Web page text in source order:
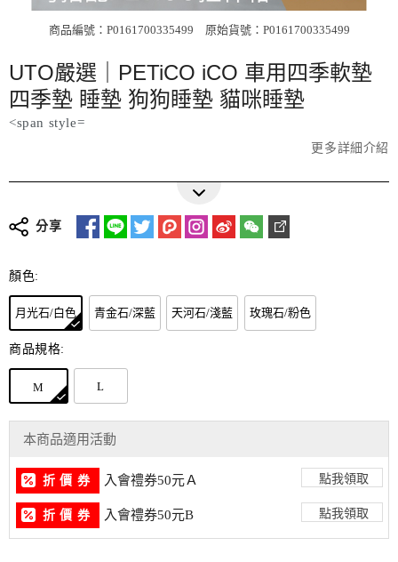
商品編號：P0161700335499 原始貨號：P0161700335499
UTO嚴選｜PETiCO iCO 車用四季軟墊
四季墊 睡墊 狗狗睡墊 貓咪睡墊
<span style=
更多詳細介紹
分享
顏色:
月光石/白色 青金石/深藍 天河石/淺藍 玫瑰石/粉色
商品規格:
M L
本商品適用活動
折 價 券 入會禮券50元Ａ 點我領取
折 價 券 入會禮券50元B 點我領取